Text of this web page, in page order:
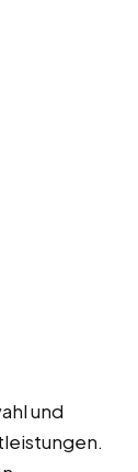
und